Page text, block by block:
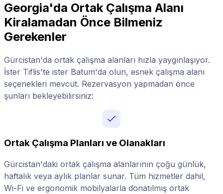
Georgia'da Ortak Çalışma Alanı
Kiralamadan Önce Bilmeniz
Gerekenler
Gürcistan'da ortak çalışma alanları hızla yaygınlaşıyor.
İster Tiflis'te ister Batum'da olun, esnek çalışma alanı
seçenekleri mevcut. Rezervasyon yapmadan önce
şunları bekleyebilirsiniz:
Ortak Çalışma Planları ve Olanakları
Gürcistan'daki ortak çalışma alanlarının çoğu günlük,
haftalık veya aylık planlar sunar. Tüm hizmetler dahil,
Wi-Fi ve ergonomik mobilyalarla donatılmış ortak